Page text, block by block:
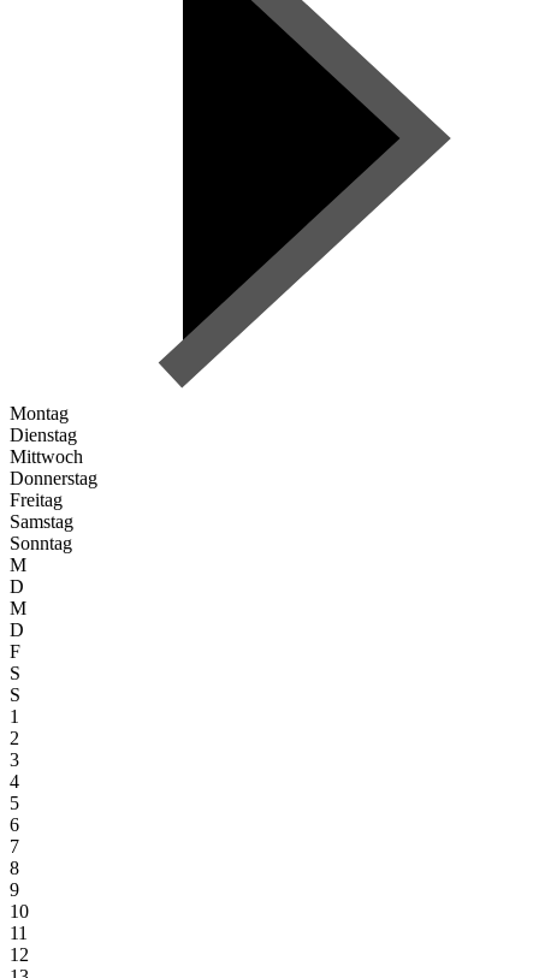
Montag
Dienstag
Mittwoch
Donnerstag
Freitag
Samstag
Sonntag
M
D
M
D
F
S
S
1
2
3
4
5
6
7
8
9
10
11
12